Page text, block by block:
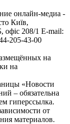
онлайн-медиа -
Київ,
208/1 E-mail:
205-43-00
на
на
«Новости
– обязательна
гиперссылка.
от
материалов.